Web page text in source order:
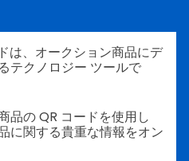
は、オークション商品にデ
テクノロジー ツールで
品の QR コードを使用し
に関する貴重な情報をオン